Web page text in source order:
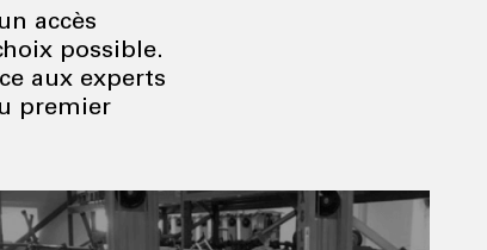
accès
possible.
aux experts
premier